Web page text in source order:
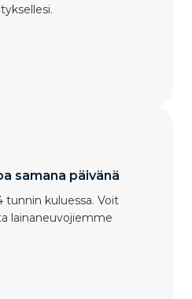
samana päivänä
tunnin kuluessa. Voit
lainaneuvojiemme